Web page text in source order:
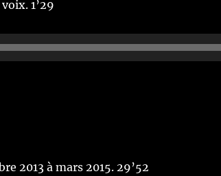
1’29
2013 à mars 2015. 29’52